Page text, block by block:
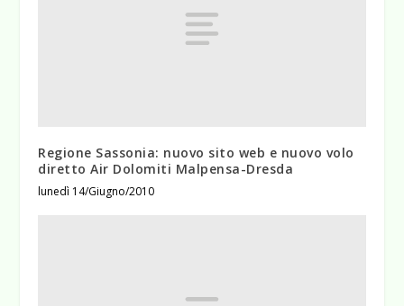
Regione Sassonia: nuovo sito web e nuovo volo
diretto Air Dolomiti Malpensa-Dresda
lunedì 14/Giugno/2010